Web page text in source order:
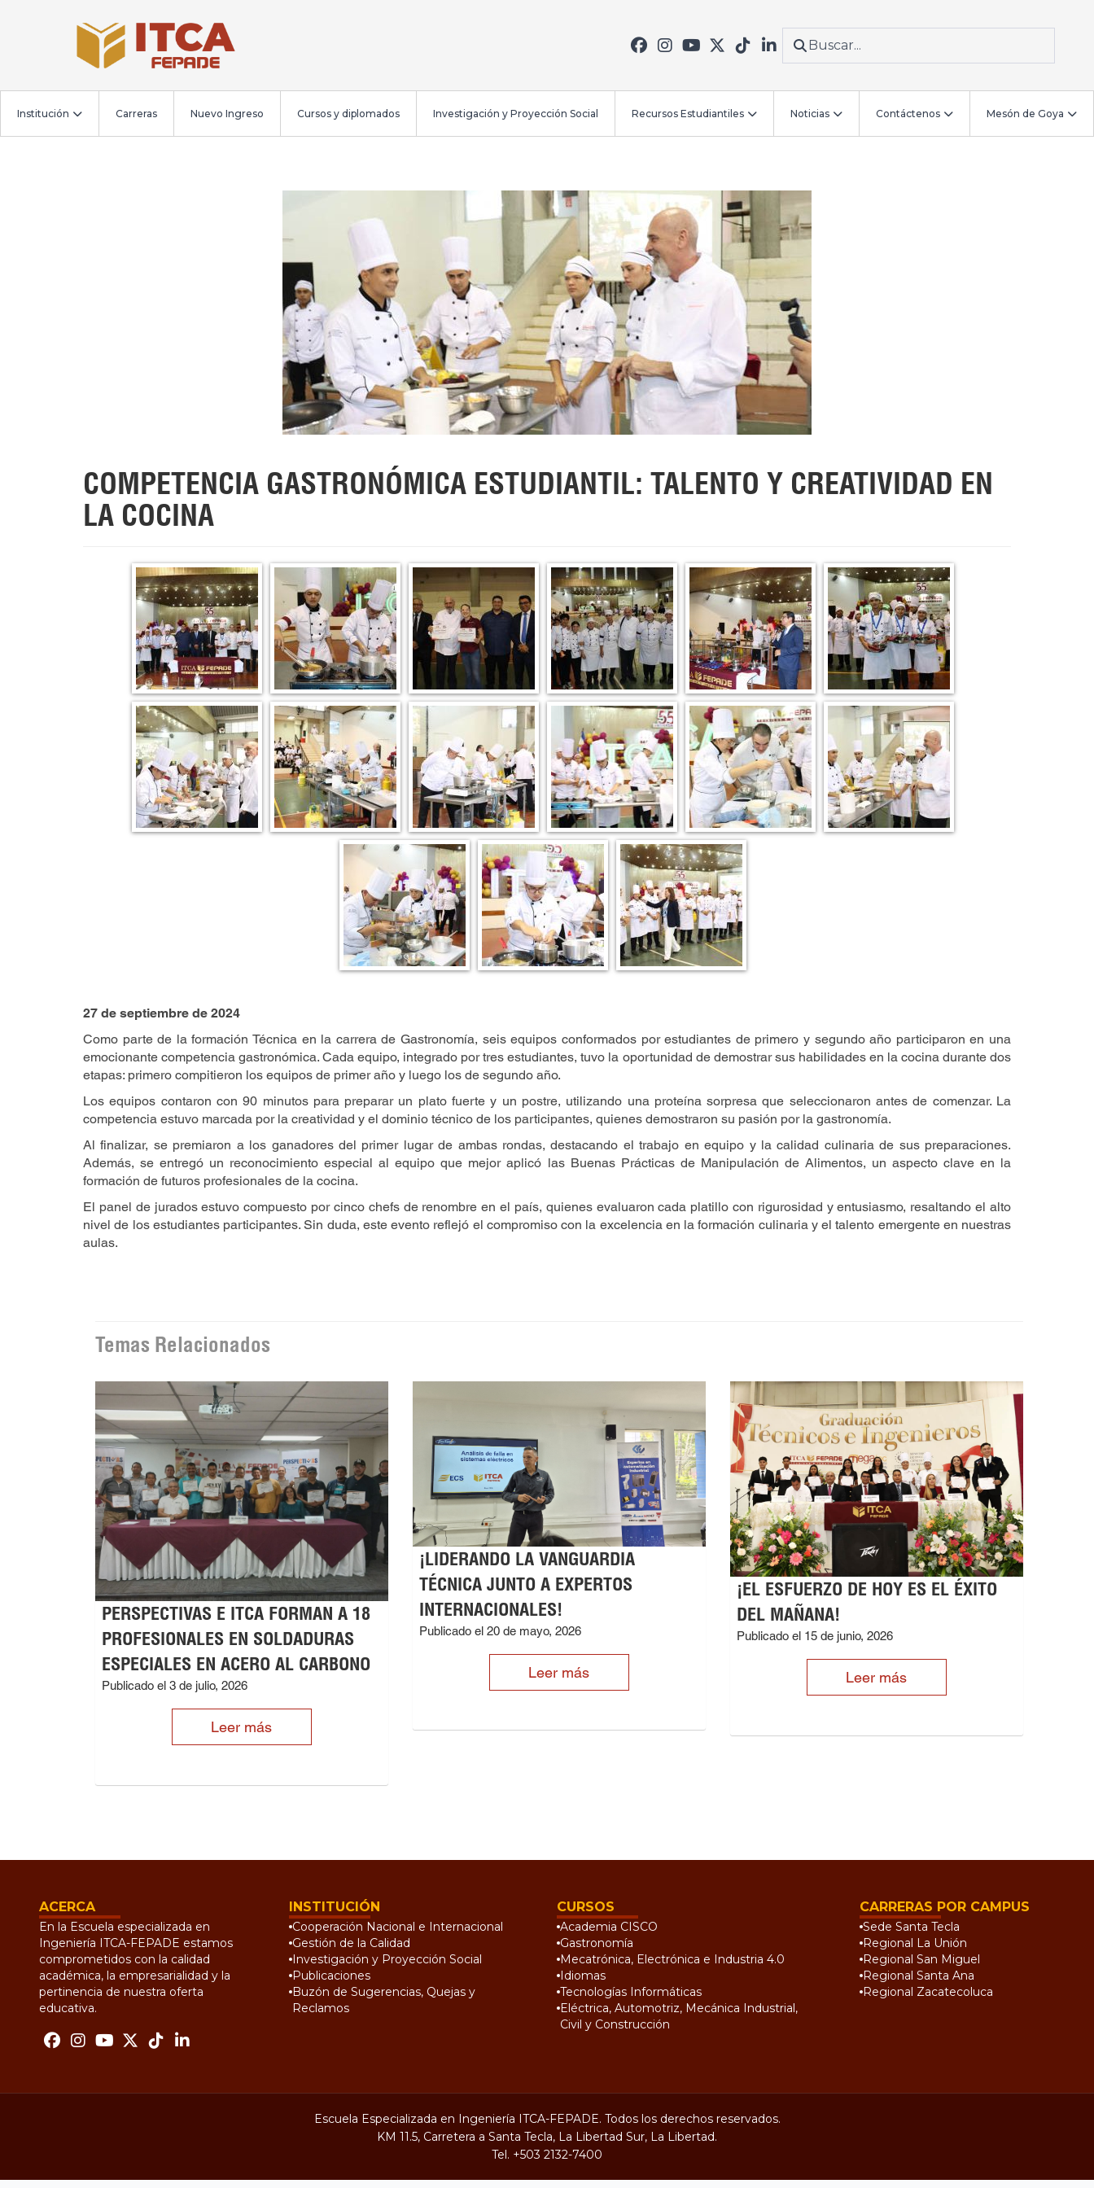
Institución Carreras Nuevo Ingreso Cursos y diplomados Investigación y Proyección Social Recursos Estudiantiles Noticias Contáctenos Mesón de Goya
COMPETENCIA GASTRONÓMICA ESTUDIANTIL: TALENTO Y CREATIVIDAD EN
LA COCINA
27 de septiembre de 2024
Como parte de la formación Técnica en la carrera de Gastronomía, seis equipos conformados por estudiantes de primero y segundo año participaron en una
emocionante competencia gastronómica. Cada equipo, integrado por tres estudiantes, tuvo la oportunidad de demostrar sus habilidades en la cocina durante dos
etapas: primero compitieron los equipos de primer año y luego los de segundo año.
Los equipos contaron con 90 minutos para preparar un plato fuerte y un postre, utilizando una proteína sorpresa que seleccionaron antes de comenzar. La
competencia estuvo marcada por la creatividad y el dominio técnico de los participantes, quienes demostraron su pasión por la gastronomía.
Al finalizar, se premiaron a los ganadores del primer lugar de ambas rondas, destacando el trabajo en equipo y la calidad culinaria de sus preparaciones.
Además, se entregó un reconocimiento especial al equipo que mejor aplicó las Buenas Prácticas de Manipulación de Alimentos, un aspecto clave en la
formación de futuros profesionales de la cocina.
El panel de jurados estuvo compuesto por cinco chefs de renombre en el país, quienes evaluaron cada platillo con rigurosidad y entusiasmo, resaltando el alto
nivel de los estudiantes participantes. Sin duda, este evento reflejó el compromiso con la excelencia en la formación culinaria y el talento emergente en nuestras
aulas.
Temas Relacionados
PERSPECTIVAS E ITCA FORMAN A 18
PROFESIONALES EN SOLDADURAS
ESPECIALES EN ACERO AL CARBONO
Publicado el 3 de julio, 2026
Leer más
¡LIDERANDO LA VANGUARDIA
TÉCNICA JUNTO A EXPERTOS
INTERNACIONALES!
Publicado el 20 de mayo, 2026
Leer más
¡EL ESFUERZO DE HOY ES EL ÉXITO
DEL MAÑANA!
Publicado el 15 de junio, 2026
Leer más
ACERCA
En la Escuela especializada en
Ingeniería ITCA-FEPADE estamos
comprometidos con la calidad
académica, la empresarialidad y la
pertinencia de nuestra oferta
educativa.
INSTITUCIÓN
Cooperación Nacional e Internacional
Gestión de la Calidad
Investigación y Proyección Social
Publicaciones
Buzón de Sugerencias, Quejas y
Reclamos
CURSOS
Academia CISCO
Gastronomía
Mecatrónica, Electrónica e Industria 4.0
Idiomas
Tecnologías Informáticas
Eléctrica, Automotriz, Mecánica Industrial,
Civil y Construcción
CARRERAS POR CAMPUS
Sede Santa Tecla
Regional La Unión
Regional San Miguel
Regional Santa Ana
Regional Zacatecoluca
Escuela Especializada en Ingeniería ITCA-FEPADE. Todos los derechos reservados.
KM 11.5, Carretera a Santa Tecla, La Libertad Sur, La Libertad.
Tel. +503 2132-7400